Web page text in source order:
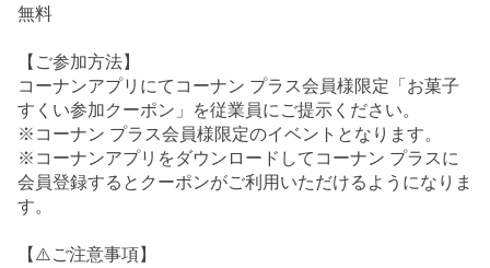
無料
【ご参加方法】
コーナンアプリにてコーナン プラス会員様限定「お菓子
すくい参加クーポン」を従業員にご提示ください。
※コーナン プラス会員様限定のイベントとなります。
※コーナンアプリをダウンロードしてコーナン プラスに
会員登録するとクーポンがご利用いただけるようになりま
す。
【⚠️ご注意事項】